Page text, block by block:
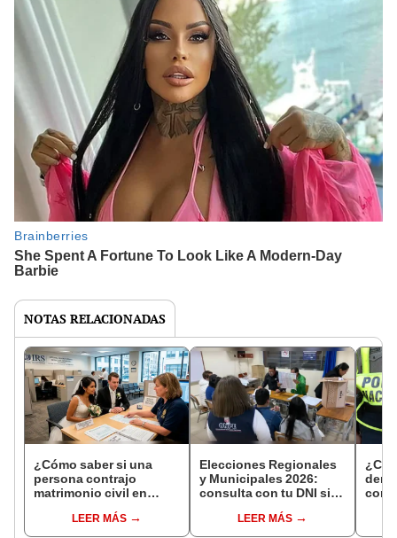
NOTAS RELACIONADAS
¿Cómo saber si una
persona contrajo
matrimonio civil en
LEER MÁS
Elecciones Regionales
y Municipales 2026:
consulta con tu DNI si
de mesa para este 4 de
LEER MÁS
con